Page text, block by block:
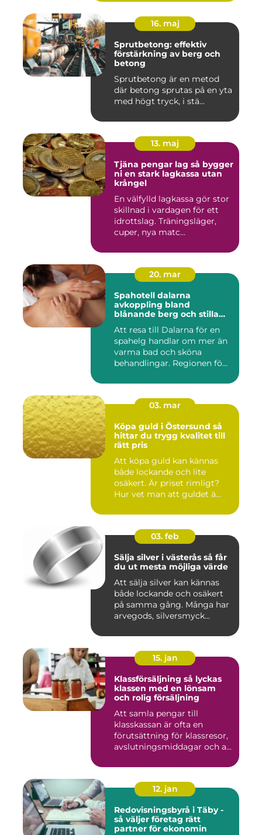
16. maj
Sprutbetong: effektiv
förstärkning av berg och
betong
Sprutbetong är en metod
där betong sprutas på en yta
med högt tryck, i stä...
13. maj
Tjäna pengar lag så bygger
ni en stark lagkassa utan
krångel
En välfylld lagkassa gör stor
skillnad i vardagen för ett
idrottslag. Träningsläger,
cuper, nya matc...
20. mar
Spahotell dalarna
avkoppling bland
blånande berg och stilla
Att resa till Dalarna för en
spahelg handlar om mer än
varma bad och sköna
behandlingar. Regionen fö...
03. mar
Köpa guld i Östersund så
hittar du trygg kvalitet till
rätt pris
Att köpa guld kan kännas
både lockande och lite
osäkert. Är priset rimligt?
Hur vet man att guldet ä...
03. feb
Sälja silver i västerås så får
du ut mesta möjliga värde
Att sälja silver kan kännas
både lockande och osäkert
på samma gång. Många har
arvegods, silversmyck...
15. jan
Klassförsäljning så lyckas
klassen med en lönsam
och rolig försäljning
Att samla pengar till
klasskassan är ofta en
förutsättning för klassresor,
avslutningsmiddagar och a...
12. jan
Redovisningsbyrå i Täby -
så väljer företag rätt
partner för ekonomin